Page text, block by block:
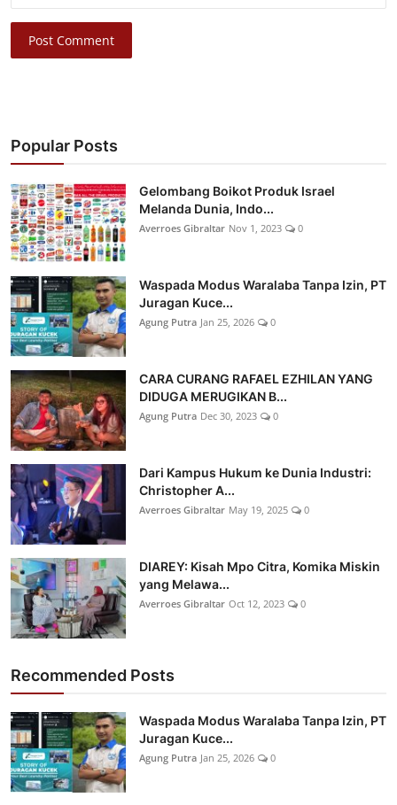
Post Comment
Popular Posts
Gelombang Boikot Produk Israel
Melanda Dunia, Indo...
Averroes Gibraltar Nov 1, 2023 0
Waspada Modus Waralaba Tanpa Izin, PT
Juragan Kuce...
Agung Putra Jan 25, 2026 0
CARA CURANG RAFAEL EZHILAN YANG
DIDUGA MERUGIKAN B...
Agung Putra Dec 30, 2023 0
Dari Kampus Hukum ke Dunia Industri:
Christopher A...
Averroes Gibraltar May 19, 2025 0
DIAREY: Kisah Mpo Citra, Komika Miskin
yang Melawa...
Averroes Gibraltar Oct 12, 2023 0
Recommended Posts
Waspada Modus Waralaba Tanpa Izin, PT
Juragan Kuce...
Agung Putra Jan 25, 2026 0